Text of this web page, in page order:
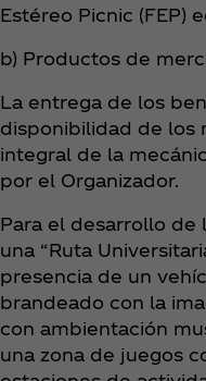
Estéreo Picnic (FEP)
b) Productos de
La entrega de los
disponibilidad de los
integral de la
por el Organizador.
Para el desarrollo de
una “Ruta
presencia de un
brandeado con la
con ambientación
una zona de juegos